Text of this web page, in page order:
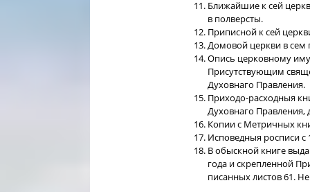
Ближайшие к сей
в полверсты.
Приписной к сей
Домовой церкви в сем
Опись церковному
Присутствующим
Духовнаго Правления.
Приходо-расходныя
Духовнаго Правления,
Копии с Метричных
Исповедныя росписи с
В обыскной книге
года и скрепленной
писанных листов 61.